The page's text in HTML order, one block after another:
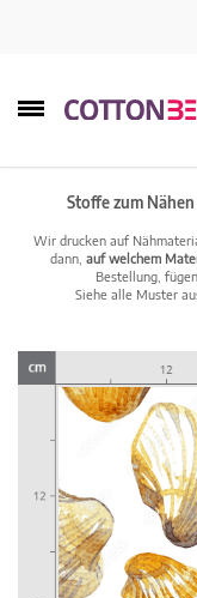
Stoffe zum
Wir drucken auf
dann, auf welchem
Bestellung,
Siehe alle Muster